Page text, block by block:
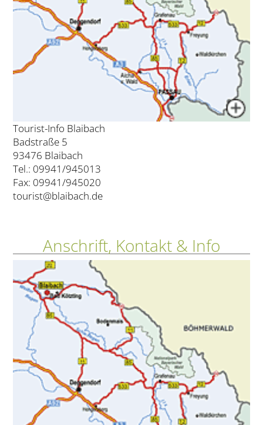
Tourist-Info Blaibach
Badstraße 5
93476 Blaibach
Tel.: 09941/945013
Fax: 09941/945020
tourist@blaibach.de
Anschrift, Kontakt & Info